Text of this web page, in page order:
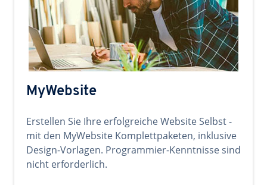
MyWebsite
Erstellen Sie Ihre erfolgreiche Website Selbst -
mit den MyWebsite Komplettpaketen, inklusive
Design-Vorlagen. Programmier-Kenntnisse sind
nicht erforderlich.